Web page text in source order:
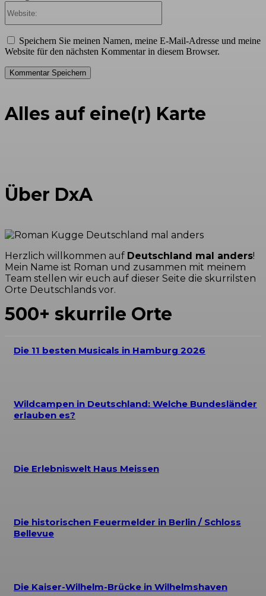
Speichern Sie meinen Namen, meine E-Mail-Adresse und meine
Website für den nächsten Kommentar in diesem Browser.
Alles auf eine(r) Karte
Über DxA
Herzlich willkommen auf Deutschland mal anders!
Mein Name ist Roman und zusammen mit meinem
Team stellen wir euch auf dieser Seite die skurrilsten
Orte Deutschlands vor.
500+ skurrile Orte
Die 11 besten Musicals in Hamburg 2026
Wildcampen in Deutschland: Welche Bundesländer
erlauben es?
Die Erlebniswelt Haus Meissen
Die historischen Feuermelder in Berlin / Schloss
Bellevue
Die Kaiser-Wilhelm-Brücke in Wilhelmshaven